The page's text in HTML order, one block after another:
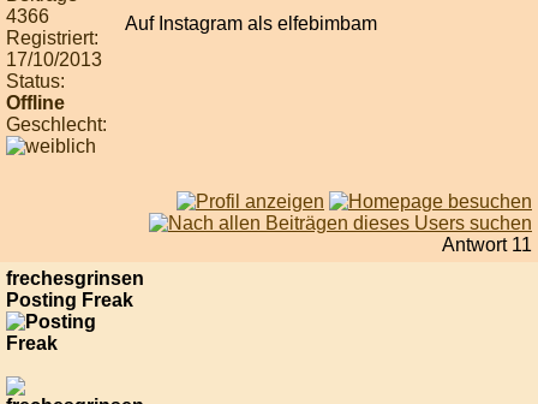
4366
Registriert:
17/10/2013
Status:
Offline
Geschlecht:
Auf Instagram als elfebimbam
Antwort 11
frechesgrinsen
Posting Freak